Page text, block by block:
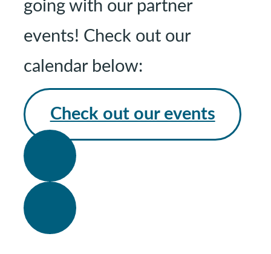
going with our partner
events! Check out our
calendar below:
Check out our events